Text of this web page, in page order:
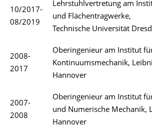
10/2017-
08/2019
Lehrstuhlvertretung am
und Flächentragwerke,
Technische Universität
2008-
2017
Oberingenieur am Institut
Kontinuumsmechanik,
Hannover
2007-
2008
Oberingenieur am Institut
und Numerische Mechanik,
Hannover